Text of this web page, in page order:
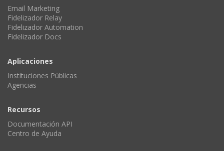
Email Marketing
Fidelizador Relay
Fidelizador Automation
Fidelizador Docs
Aplicaciones
Instituciones Públicas
Agencias
Recursos
Documentación API
Centro de Ayuda